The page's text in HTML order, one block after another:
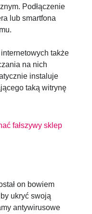
Podłączenie
lub smartfona
także
na nich
instaluje
taką witrynę
fałszywy sklep
on bowiem
ukryć swoją
antywirusowe